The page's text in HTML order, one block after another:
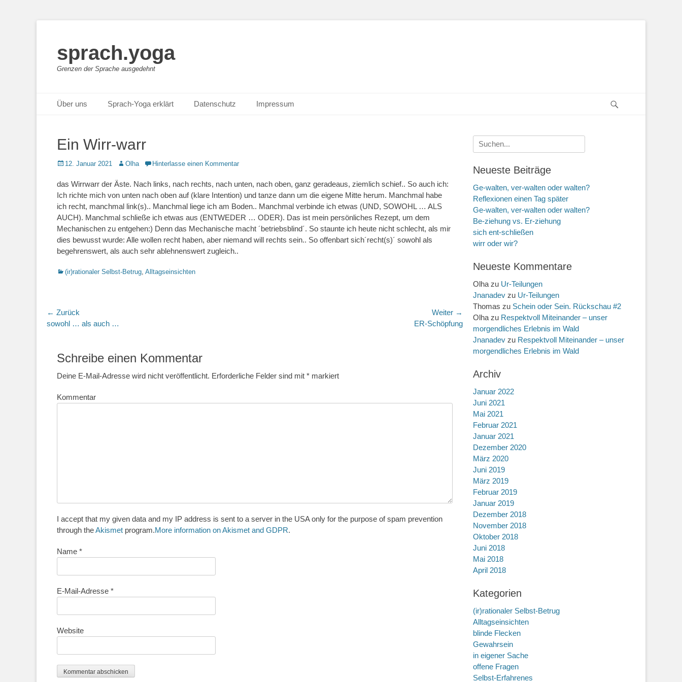
sprach.yoga
Grenzen der Sprache ausgedehnt
Primäres Menü
Zum
Inhalt
Über uns Sprach-Yoga erklärt Datenschutz Impressum
Ein Wirr-warr
Posted
12. Januar 2021 AutorOlha Hinterlasse einen Kommentar
das Wirrwarr der Äste. Nach links, nach rechts, nach unten, nach oben, ganz geradeaus, ziemlich schief.. So auch ich:
Ich richte mich von unten nach oben auf (klare Intention) und tanze dann um die eigene Mitte herum. Manchmal habe
ich recht, manchmal link(s).. Manchmal liege ich am Boden.. Manchmal verbinde ich etwas (UND, SOWOHL … ALS
AUCH). Manchmal schließe ich etwas aus (ENTWEDER … ODER). Das ist mein persönliches Rezept, um dem
Mechanischen zu entgehen:) Denn das Mechanische macht ´betriebsblind´. So staunte ich heute nicht schlecht, als mir
dies bewusst wurde: Alle wollen recht haben, aber niemand will rechts sein.. So offenbart sich´recht(s)´ sowohl als
begehrenswert, als auch sehr ablehnenswert zugleich..
Kategorien
(ir)rationaler Selbst-Betrug, Alltagseinsichten
Beitragsnavigation
← Zurück
Vorheriger
sowohl … als auch …
Weiter →
ER-Schöpfung
Schreibe einen Kommentar
Deine E-Mail-Adresse wird nicht veröffentlicht. Erforderliche Felder sind mit * markiert
Kommentar
I accept that my given data and my IP address is sent to a server in the USA only for the purpose of spam prevention
through theAkismet program.More information on Akismet and GDPR.
Name *
E-Mail-Adresse *
Website
Suche
nach:
Neueste Beiträge
Ge-walten, ver-walten oder walten?
Reflexionen einen Tag später
Ge-walten, ver-walten oder walten?
Be-ziehung vs. Er-ziehung
sich ent-schließen
wirr oder wir?
Neueste Kommentare
Olha zu Ur-Teilungen
Jnanadev zu Ur-Teilungen
Thomas zu Schein oder Sein. Rückschau #2
Olha zu Respektvoll Miteinander – unser
morgendliches Erlebnis im Wald
Jnanadev zu Respektvoll Miteinander – unser
morgendliches Erlebnis im Wald
Archiv
Januar 2022
Juni 2021
Mai 2021
Februar 2021
Januar 2021
Dezember 2020
März 2020
Juni 2019
März 2019
Februar 2019
Januar 2019
Dezember 2018
November 2018
Oktober 2018
Juni 2018
Mai 2018
April 2018
Kategorien
(ir)rationaler Selbst-Betrug
Alltagseinsichten
blinde Flecken
Gewahrsein
in eigener Sache
offene Fragen
Selbst-Erfahrenes